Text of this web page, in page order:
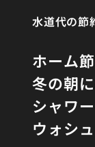
水道代の節
ホーム
冬の朝
シャワ
ウォシ